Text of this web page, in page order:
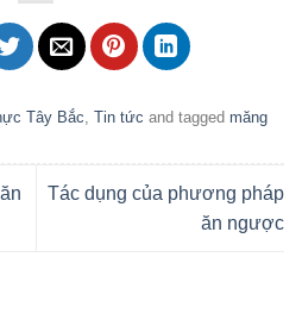
Tây Bắc, Tin tức and tagged măng
Tác dụng của phương pháp
ăn ngược